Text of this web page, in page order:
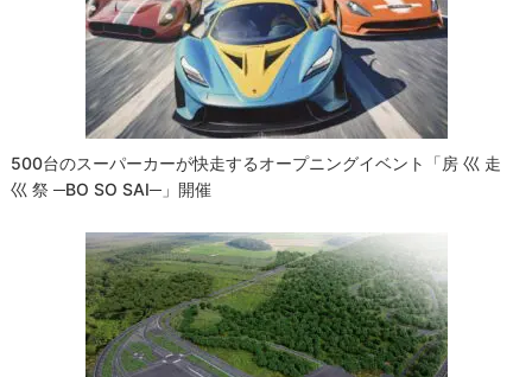
500台のスーパーカーが快走するオープニングイベント「房 巛 走
巛 祭 ─BO SO SAI─」開催